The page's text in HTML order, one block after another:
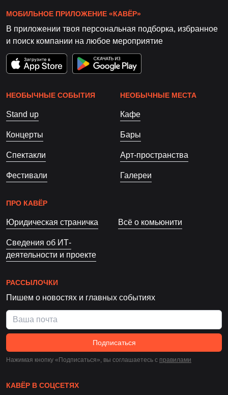
МОБИЛЬНОЕ ПРИЛОЖЕНИЕ «КАВЁР»
В приложении твоя персональная подборка, избранное
и поиск компании на любое мероприятие
НЕОБЫЧНЫЕ СОБЫТИЯ
Stand up
Концерты
Спектакли
Фестивали
НЕОБЫЧНЫЕ МЕСТА
Кафе
Бары
Арт-пространства
Галереи
ПРО КАВЁР
Юридическая страничка Всё о комьюнити
Сведения об ИТ-
деятельности и проекте
РАССЫЛОЧКИ
Пишем о новостях и главных событиях
Подписаться
Нажимая кнопку «Подписаться», вы соглашаетесь c правилами
КАВЁР В СОЦСЕТЯХ